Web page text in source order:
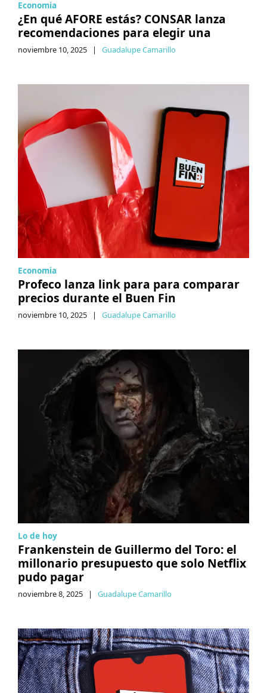
Economia
¿En qué AFORE estás? CONSAR lanza
recomendaciones para elegir una
noviembre 10, 2025 | Guadalupe Camarillo
Economia
Profeco lanza link para para comparar
precios durante el Buen Fin
noviembre 10, 2025 | Guadalupe Camarillo
Lo de hoy
Frankenstein de Guillermo del Toro: el
millonario presupuesto que solo Netflix
pudo pagar
noviembre 8, 2025 | Guadalupe Camarillo